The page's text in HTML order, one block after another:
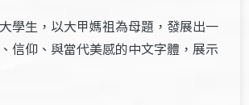
學生，以大甲媽祖為母題，發展出一
信仰、與當代美感的中文字體，展示